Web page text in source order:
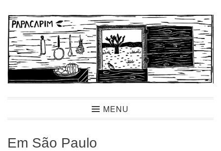
para
conteúdo
PapacapimMENU
Em São Paulo